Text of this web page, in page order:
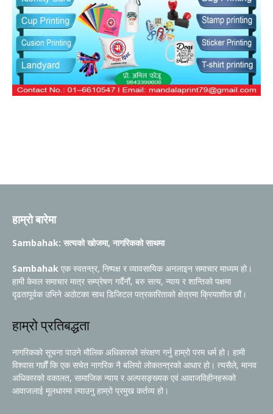
हाम्रो बारेमा
Sambahak: सत्यको खोजमा, नागरिकको साथमा
Sambahak एक स्वतन्त्र, निष्पक्ष र व्यावसायिक अनलाइन समाचार माध्यम हो।
हामी केवल समाचार मात्र सम्प्रेषण गर्दैनौं, बरु सत्य, न्याय र शान्तिको पक्षमा
दृढतापूर्वक उभिने अठोटका साथ डिजिटल पत्रकारिताको क्षेत्रमा क्रियाशील छौं।
हाम्रो प्रतिबद्धता
नागरिकको सूचना पाउने मौलिक अधिकारको संरक्षण गर्नु हाम्रो परम धर्म हो। हामी
विश्वास गर्छौं कि एक सचेत नागरिक नै बलियो लोकतन्त्रको आधार हो। त्यसैले, मानव
अधिकारको वकालत, सामाजिक न्याय र अल्पसङ्ख्यक एवं आवाजविहीनहरूको
आवाजलाई मूलधारमा ल्याउनु हाम्रो प्रमुख कर्तव्य हो।